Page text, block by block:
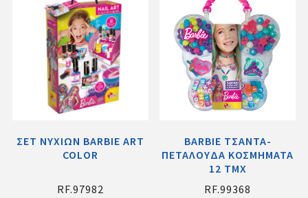
ΣΕΤ ΝΥΧΙΩΝ BARBIE ART
COLOR
RF.97982
BARBIE ΤΣΑΝΤΑ-
ΠΕΤΑΛΟΥΔΑ ΚΟΣΜΗΜΑΤΑ
12 ΤΜΧ
RF.99368